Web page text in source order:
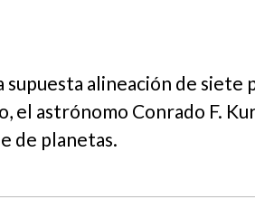
supuesta alineación de siete
el astrónomo Conrado F.
de planetas.